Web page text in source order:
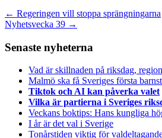
← Regeringen vill stoppa sprängningarna
Nyhetsvecka 39 →
Senaste nyheterna
Vad är skillnaden på riksdag,
Malmö ska få Sveriges första
Tiktok och AI kan påverka valet
Vilka är partierna i Sveriges
Veckans boktips: Hans kungliga
I år är det val i Sverige
Tonårstiden viktig för